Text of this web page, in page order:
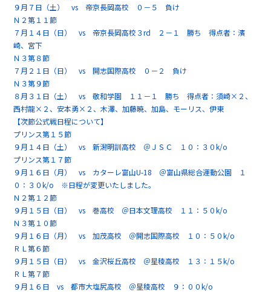
９月７日（土） vs 帝京長岡高校 ０－５ 負け
Ｎ２第１１節
７月１４日（日） vs 帝京長岡高校３rd ２－１ 勝ち 得点者：濱
崎、宮下
Ｎ３第８節
７月２１日（日） vs 開志国際高校 ０－２ 負け
Ｎ３第９節
８月３１日（土） vs 敬和学園 １１－１ 勝ち 得点者：須崎×２、
西村龍×２、安本勇×２、木澤、加藤暁、加島、モーリス、伊東
【次節公式戦日程について】
プリンス第１５節
９月１４日（土） vs 新潟明訓高校 ＠ＪＳＣ １０：３０k/o
プリンス第１７節
９月１６日（月） vs カターレ富山U-18 ＠富山県総合運動公園 １
０：３０k/o ※日程が変更いたしました。
Ｎ２第１２節
９月１５日（日） vs 巻高校 ＠日本文理高校 １１：５０k/o
Ｎ３第１０節
９月１６日（月） vs 加茂高校 ＠開志国際高校 １０：５０k/o
ＲＬ第６節
９月１５日（日） vs 金沢桜丘高校 ＠星稜高校 １３：１５k/o
ＲＬ第７節
９月１６日 vs 都市大塩尻高校 ＠星稜高校 ９：００k/o